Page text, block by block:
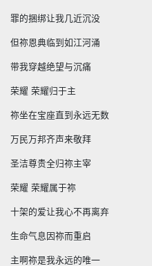
罪的捆绑让我几近沉没
但祢恩典临到如江河涌
带我穿越绝望与沉痛
荣耀 荣耀归于主
祢坐在宝座直到永远无数
万民万邦齐声来敬拜
圣洁尊贵全归祢主宰
荣耀 荣耀属于祢
十架的爱让我心不再离弃
生命气息因祢而重启
主啊祢是我永远的唯一